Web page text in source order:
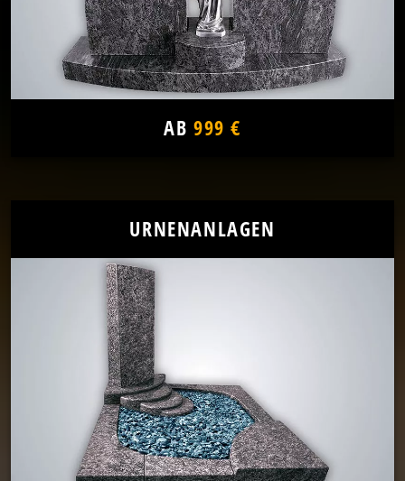
AB 999 €
URNENANLAGEN